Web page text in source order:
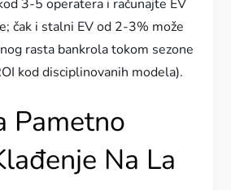
3-5 operatera i računajte EV
čak i stalni EV od 2-3% može
rasta bankrola tokom sezone
kod disciplinovanih modela).
Pametno
Na La